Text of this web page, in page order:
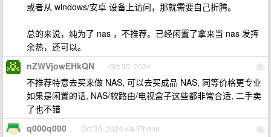
或者从 windows/安卓 设备上访问，那就需要自己折腾。
总的来说，纯为了 nas ，不推荐。已经闲置了拿来当 nas 发挥
余热，还可以。
5
nZWVjowEHkQN Oct 30, 2024
不推荐特意去买来做 NAS, 可以去买成品 NAS, 同等价格更专业
如果是闲置的话, NAS/软路由/电视盒子这些都非常合适, 二手卖
了也不错
6
q000q000 Oct 30, 2024 via iPhone